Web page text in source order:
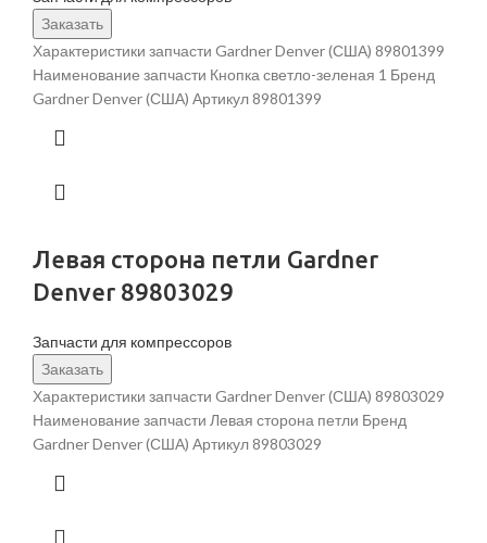
Заказать
Характеристики запчасти Gardner Denver (США) 89801399
Наименование запчасти Кнопка светло-зеленая 1 Бренд
Gardner Denver (США) Артикул 89801399
Левая сторона петли Gardner
Denver 89803029
Запчасти для компрессоров
Заказать
Характеристики запчасти Gardner Denver (США) 89803029
Наименование запчасти Левая сторона петли Бренд
Gardner Denver (США) Артикул 89803029